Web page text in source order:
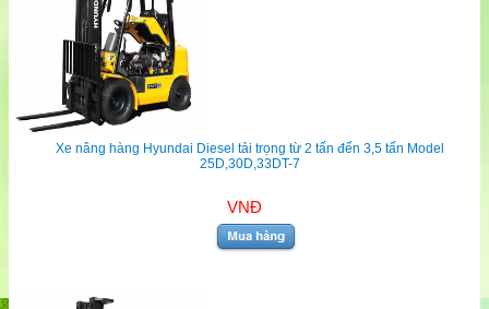
Xe nâng hàng Hyundai Diesel tải trọng từ 2 tấn đến 3,5 tấn Model
25D,30D,33DT-7
VNĐ